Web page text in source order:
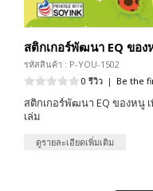
สติกเกอร์พัฒนา EQ ของ
รหัสสินค้า : P-YOU-1502
0 รีวิว | Be the
สติกเกอร์พัฒนา EQ ของหนู
เล่ม
ดูรายละเอียดเพิ่มเติม